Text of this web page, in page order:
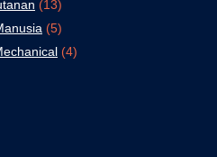
(13)
(5)
(4)